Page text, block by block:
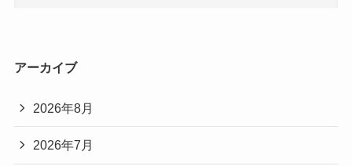
アーカイブ
2026年8月
2026年7月